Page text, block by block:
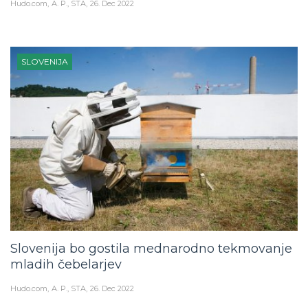
Hudo.com A. P., STA 26. Dec 2022
SLOVENIJA
Slovenija bo gostila mednarodno tekmovanje
mladih čebelarjev
Hudo.com A. P., STA 26. Dec 2022